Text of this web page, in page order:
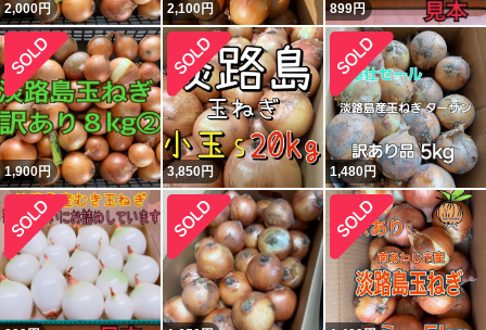
2,000円 2,100円 899円
1,900円 3,850円 1,480円